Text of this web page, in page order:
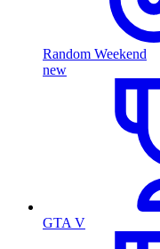
Random Weekend
new
GTA V